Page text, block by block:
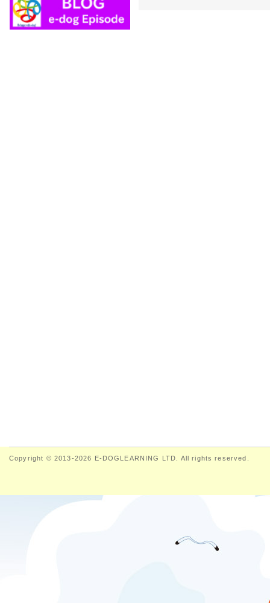
Copyright © 2013-2026 E-DOGLEARNING LTD. All rights reserved.